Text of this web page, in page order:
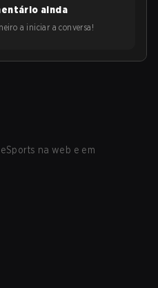
ainda
a iniciar a conversa!
na web e em